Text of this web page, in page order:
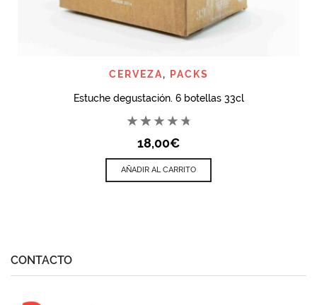
CERVEZA, PACKS
Estuche degustación. 6 botellas 33cl
18,00€
AÑADIR AL CARRITO
CONTACTO